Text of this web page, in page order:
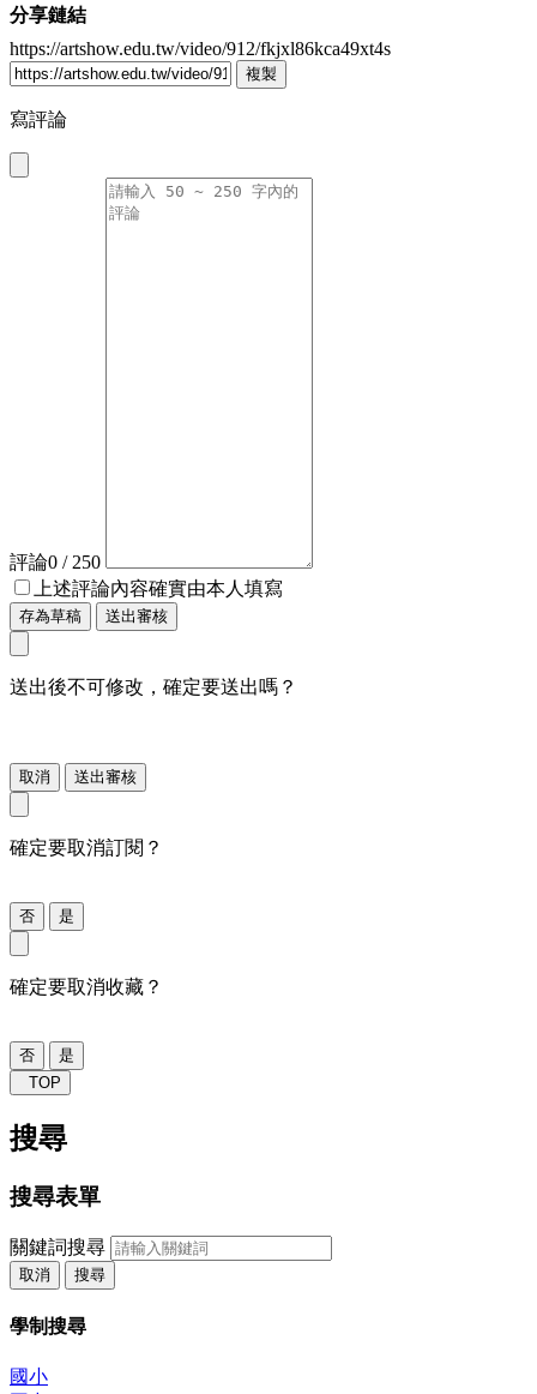
分享鏈結
https://artshow.edu.tw/video/912/fkjxl86kca49xt4s
複製
寫評論
評論0 / 250
上述評論內容確實由本人填寫
存為草稿 送出審核
送出後不可修改，確定要送出嗎？
取消 送出審核
確定要取消訂閱？
否 是
確定要取消收藏？
否
是
TOP
搜尋
搜尋表單
關鍵詞搜尋
取消 搜尋
學制搜尋
國小